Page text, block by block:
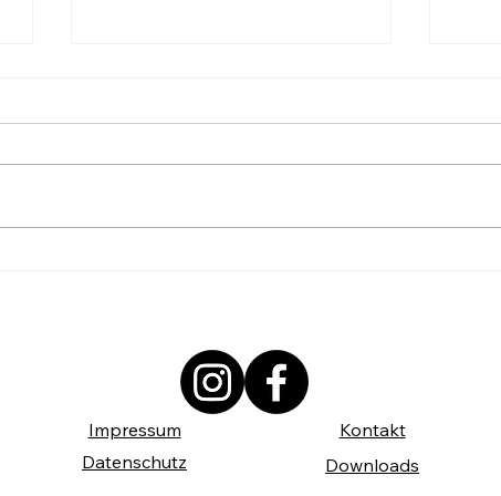
Impressum
Datenschutz
Kontakt
Downloads